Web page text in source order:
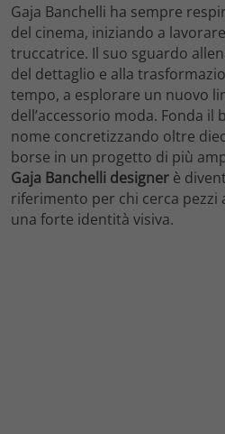
Gaja Banchelli ha sempre
del cinema, iniziando a
truccatrice. Il suo sguardo
del dettaglio e alla
tempo, a esplorare un nuovo
dell’accessorio moda. Fonda
nome concretizzando oltre
borse in un progetto di più
Gaja Banchelli designer è
riferimento per chi cerca pezzi
una forte identità visiva.